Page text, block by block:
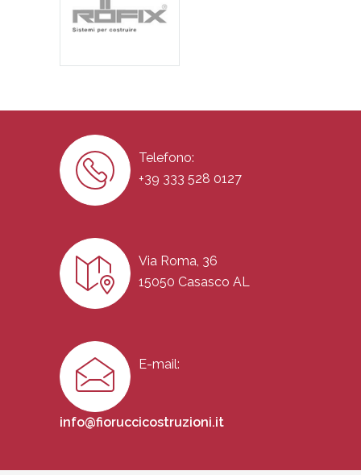
Telefono:
+39 333 528 0127
Via Roma, 36
15050 Casasco AL
E-mail:
info@fioruccicostruzioni.it